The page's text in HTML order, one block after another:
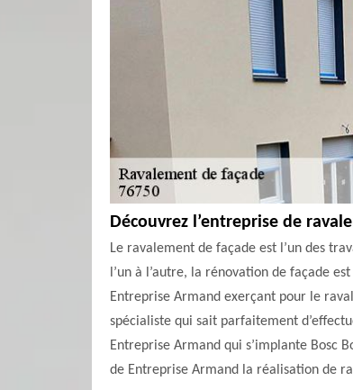
Découvrez l’entreprise de
Le ravalement de façade est l’un des
l’un à l’autre, la rénovation de façade
Entreprise Armand exerçant pour le
spécialiste qui sait parfaitement
Entreprise Armand qui s’implante Bosc
de Entreprise Armand la réalisation de